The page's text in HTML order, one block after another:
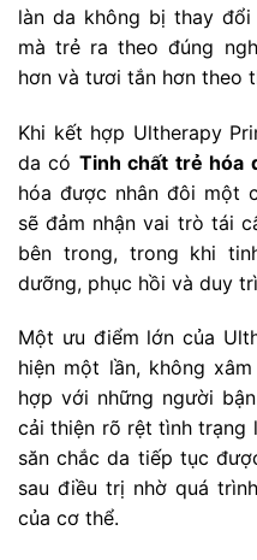
làn da không bị thay
mà trẻ ra theo đúng
hơn và tươi tắn hơn theo
Khi kết hợp Ultherapy
da có Tinh chất trẻ hóa
hóa được nhân đôi một
sẽ đảm nhận vai trò tái
bên trong, trong khi
dưỡng, phục hồi và duy
Một ưu điểm lớn của
hiện một lần, không
hợp với những người
cải thiện rõ rệt tình trạng
săn chắc da tiếp tục
sau điều trị nhờ quá
của cơ thể.